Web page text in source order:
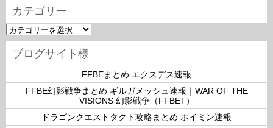
カテゴリー
カ
テ
ゴ
ー
ブログサイト様
FFBEまとめ エクスデス速報
FFBE幻影戦争まとめ ギルガメッシュ速報｜WAR OF THE
VISIONS 幻影戦争（FFBET）
ドラゴンクエストタクト攻略まとめ ホイミン速報